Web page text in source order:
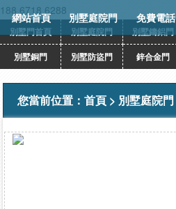
188 6718 6288
別墅門首頁 別墅庭院門 別墅鑄鋁門
別墅銅門
別墅防盜門 鋅合金門
您當前位置：首頁 > 別墅庭院門
網站首頁 別墅庭院門 免費電話